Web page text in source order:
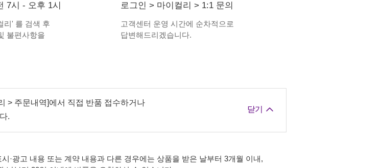
7시 - 오후 1시
리' 를 검색 후
불편사항을
로그인 > 마이컬리 > 1:1 문의
고객센터 운영 시간에 순차적으로
답변해드리겠습니다.
> 주문내역]에서 직접 반품 접수하거나
.
닫기
·광고 내용 또는 계약 내용과 다른 경우에는 상품을 받은 날부터 3개월 이내,